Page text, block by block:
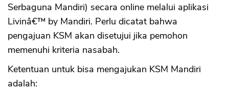
Serbaguna Mandiri) secara online melalui aplikasi
Livinâ€™ by Mandiri. Perlu dicatat bahwa
pengajuan KSM akan disetujui jika pemohon
memenuhi kriteria nasabah.
Ketentuan untuk bisa mengajukan KSM Mandiri
adalah: